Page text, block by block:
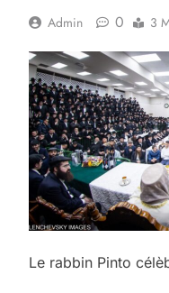
Admin 0 3
Le rabbin Pinto